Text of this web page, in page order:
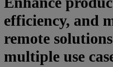
efficiency, and
remote
multiple use